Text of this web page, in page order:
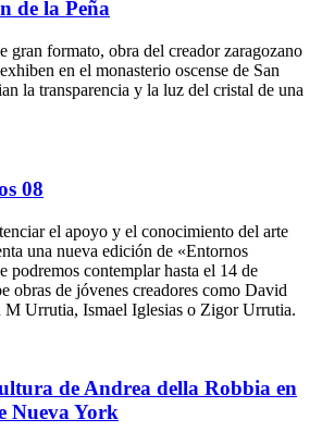
de la Peña
gran formato, obra del creador zaragozano
en el monasterio oscense de San
la transparencia y la luz del cristal de una
08
el apoyo y el conocimiento del arte
una nueva edición de «Entornos
podremos contemplar hasta el 14 de
obras de jóvenes creadores como David
M Urrutia, Ismael Iglesias o Zigor Urrutia.
de Andrea della Robbia en
Nueva York